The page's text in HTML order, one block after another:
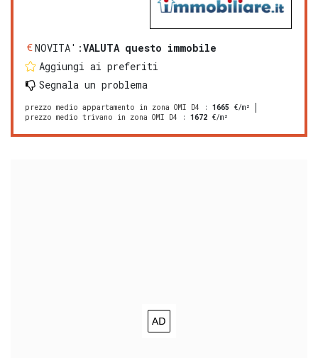
NOVITA':VALUTA questo immobile
Aggiungi ai preferiti
Segnala un problema
prezzo medio appartamento in zona OMI D4 : 1665 €/m²
prezzo medio trivano in zona OMI D4 : 1672 €/m²